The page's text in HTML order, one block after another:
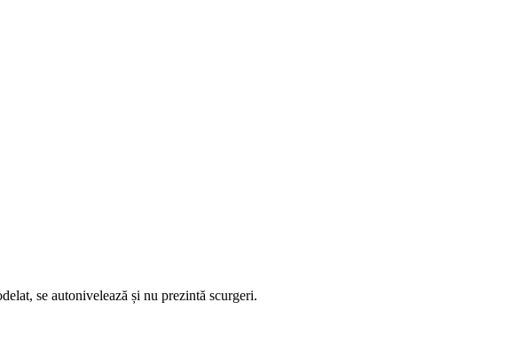
se autonivelează și nu prezintă scurgeri.